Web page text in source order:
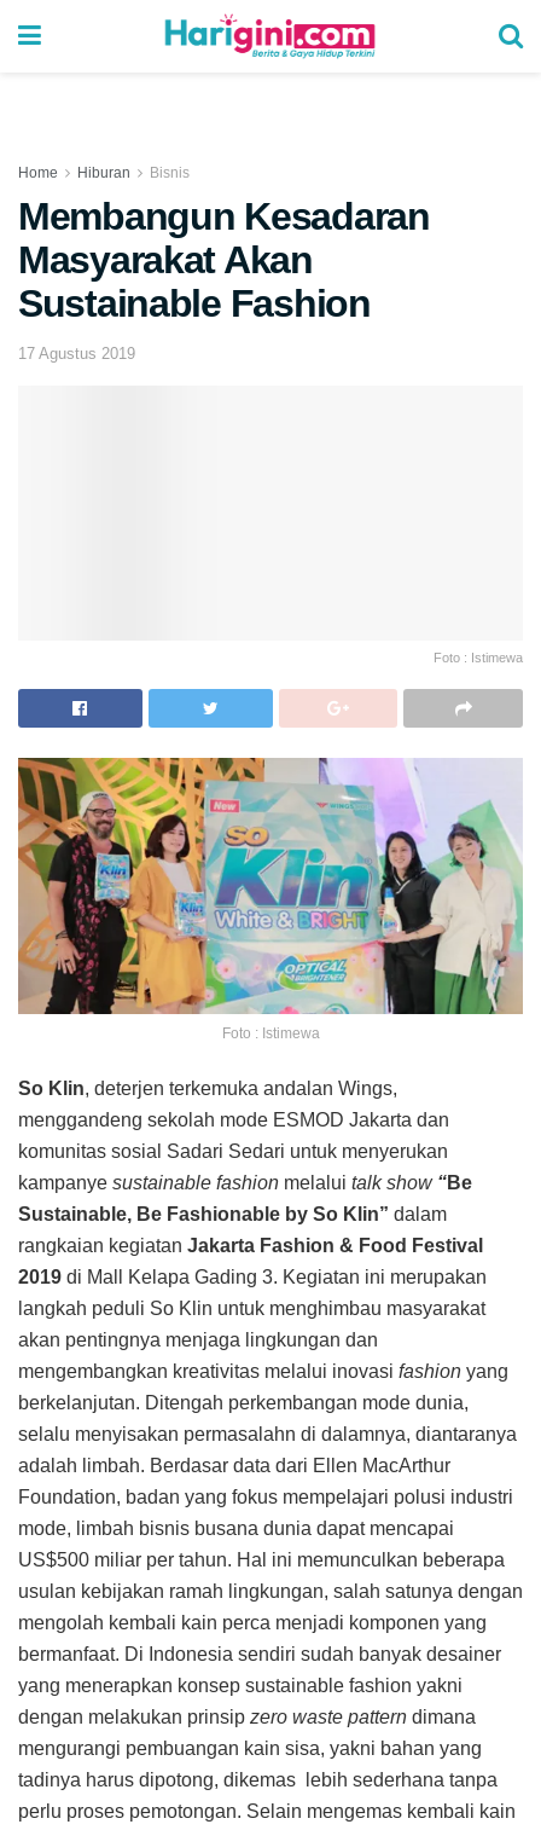
Home Hiburan Bisnis
Membangun Kesadaran
Masyarakat Akan
Sustainable Fashion
17 Agustus 2019
Foto : Istimewa
Foto : Istimewa
So Klin, deterjen terkemuka andalan Wings,
menggandeng sekolah mode ESMOD Jakarta dan
komunitas sosial Sadari Sedari untuk menyerukan
kampanye sustainable fashion melalui talk show “Be
Sustainable, Be Fashionable by So Klin” dalam
rangkaian kegiatan Jakarta Fashion & Food Festival
2019 di Mall Kelapa Gading 3. Kegiatan ini merupakan
langkah peduli So Klin untuk menghimbau masyarakat
akan pentingnya menjaga lingkungan dan
mengembangkan kreativitas melalui inovasi fashion yang
berkelanjutan. Ditengah perkembangan mode dunia,
selalu menyisakan permasalahn di dalamnya, diantaranya
adalah limbah. Berdasar data dari Ellen MacArthur
Foundation, badan yang fokus mempelajari polusi industri
mode, limbah bisnis busana dunia dapat mencapai
US$500 miliar per tahun. Hal ini memunculkan beberapa
usulan kebijakan ramah lingkungan, salah satunya dengan
mengolah kembali kain perca menjadi komponen yang
bermanfaat. Di Indonesia sendiri sudah banyak desainer
yang menerapkan konsep sustainable fashion yakni
dengan melakukan prinsip zero waste pattern dimana
mengurangi pembuangan kain sisa, yakni bahan yang
tadinya harus dipotong, dikemas lebih sederhana tanpa
perlu proses pemotongan. Selain mengemas kembali kain